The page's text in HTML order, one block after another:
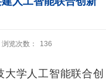
浏览次数： 136
大学人工智能联合创